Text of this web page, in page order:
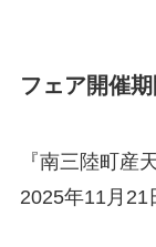
フェア開催期
『南三陸町産
2025年11月21